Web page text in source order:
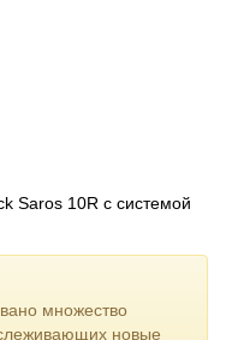
Saros 10R c системой
множество
новые